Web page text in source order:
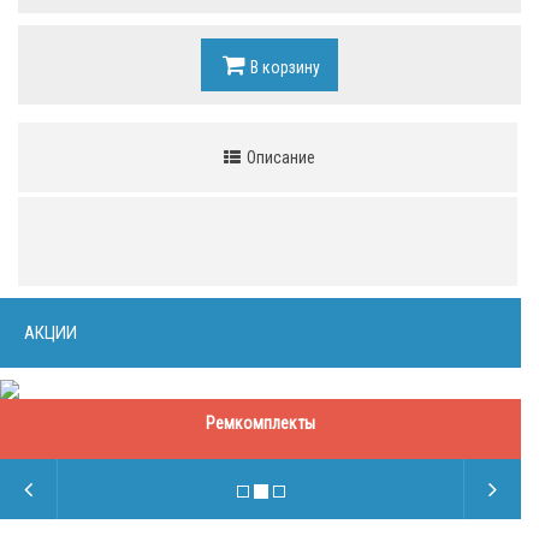
В корзину
Описание
АКЦИИ
Ремкомплекты